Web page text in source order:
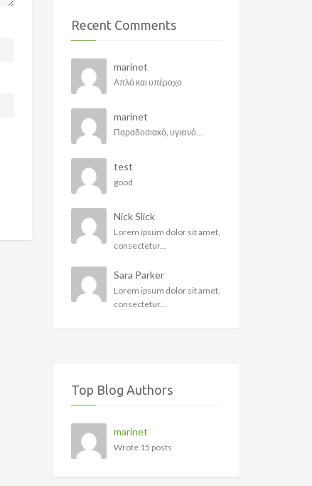
Recent Comments
marinet
Απλό και υπέροχο
marinet
Παραδοσιακό, υγιεινό...
test
good
Nick Slick
Lorem ipsum dolor sit amet,
consectetur...
Sara Parker
Lorem ipsum dolor sit amet,
consectetur...
Top Blog Authors
marinet
Wrote 15 posts